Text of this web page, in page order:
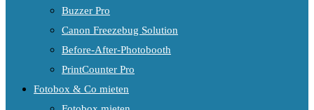
Buzzer Pro
Canon Freezebug Solution
Before-After-Photobooth
PrintCounter Pro
Fotobox & Co mieten